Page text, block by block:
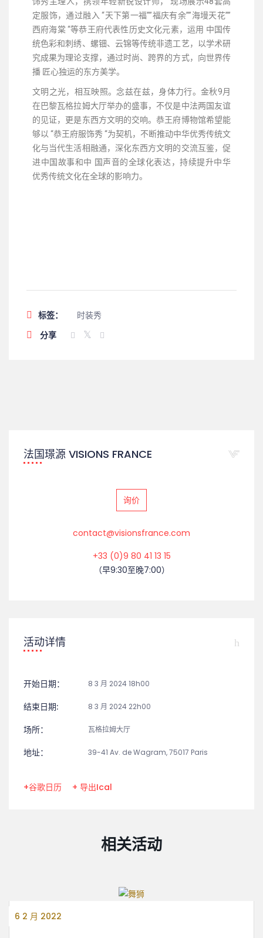
定服饰，通过融入 “天下第一福””福庆有余””海墁天花””
⻄府海棠 “等恭王府代表性历史文化元素，运用 中国传
统色彩和刺绣、螺钿、云锦等传统非遗工艺，以学术研
究成果为理论支撑，通过时尚、跨界的方式，向世界传
播 匠心独运的东方美学。
文明之光，相互映照。念兹在兹，身体力行。金秋9月
在巴黎瓦格拉姆大厅举办的盛事，不仅是中法两国友谊
的⻅证，更是东⻄方文明的交响。恭王府博物馆希望能
够以 “恭王府服饰秀 “为契机，不断推动中华优秀传统文
化与当代生活相融通，深化东⻄方文明的交流互鉴，促
进中国故事和中 国声音的全球化表达，持续提升中华
优秀传统文化在全球的影响力。
标签：
时装秀
分享
法国璟源 VISIONS FRANCE
询价
contact@visionsfrance.com
+33 (0)9 80 41 13 15
（早9:30至晚7:00）
活动详情
开始日期： 8 3 月 2024 18h00
结束日期: 8 3 月 2024 22h00
场所： 瓦格拉姆大厅
地址： 39-41 Av. de Wagram, 75017 Paris
+谷歌日历 + 导出Ical
相关活动
6 2 月 2022